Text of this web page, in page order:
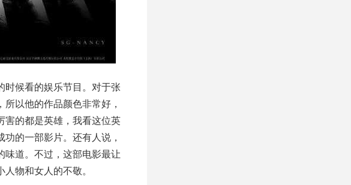
候看的娱乐节目。对于张
以他的作品颜色非常好，
害的都是英雄，我看这位英
的一部影片。还有人说，
味道。不过，这部电影最让
物和女人的不敬。